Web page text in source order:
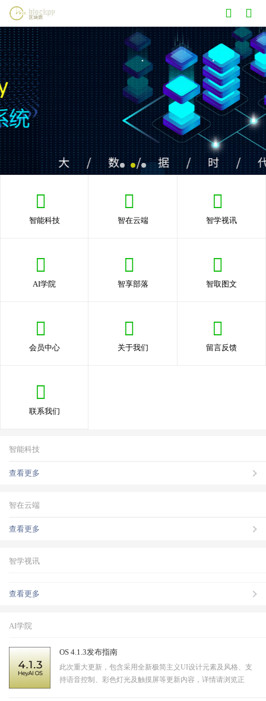
智能科技 智在云端 智学视讯
AI学院 智享部落 智取图文
会员中心 关于我们 留言反馈
联系我们
智能科技
查看更多
智在云端
查看更多
智学视讯
查看更多
AI学院
OS 4.1.3发布指南
此次重大更新，包含采用全新极简主义UI设计元素及风格、支
持语音控制、彩色灯光及触摸屏等更新内容，详情请浏览正